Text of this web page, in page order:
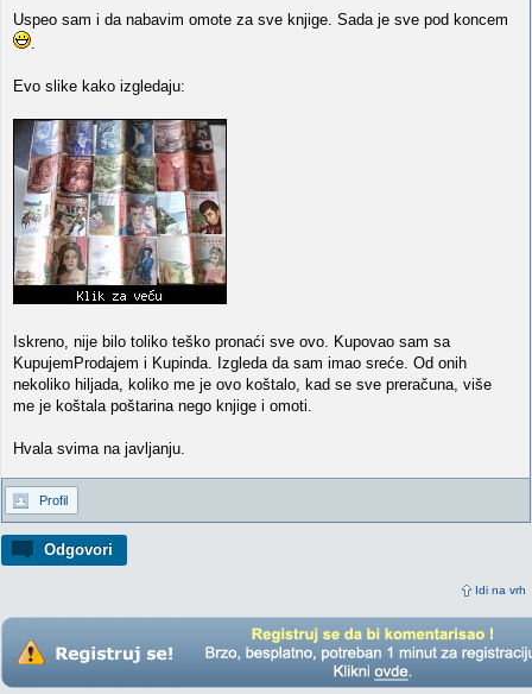
Odgovori
Idi na vrh
Uspeo sam i da nabavim omote za sve knjige. Sada je sve pod koncem
.
Evo slike kako izgledaju:
Iskreno, nije bilo toliko teško pronaći sve ovo. Kupovao sam sa
KupujemProdajem i Kupinda. Izgleda da sam imao sreće. Od onih
nekoliko hiljada, koliko me je ovo koštalo, kad se sve preračuna, više
me je koštala poštarina nego knjige i omoti.
Hvala svima na javljanju.
Profil